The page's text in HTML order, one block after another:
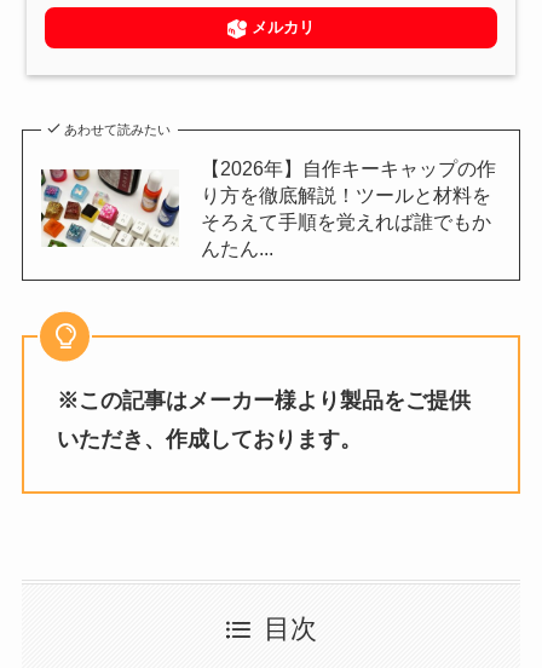
メルカリ
あわせて読みたい
【2026年】自作キーキャップの作
り方を徹底解説！ツールと材料を
そろえて手順を覚えれば誰でもか
んたん...
※この記事はメーカー様より製品をご提供
いただき、作成しております。
目次